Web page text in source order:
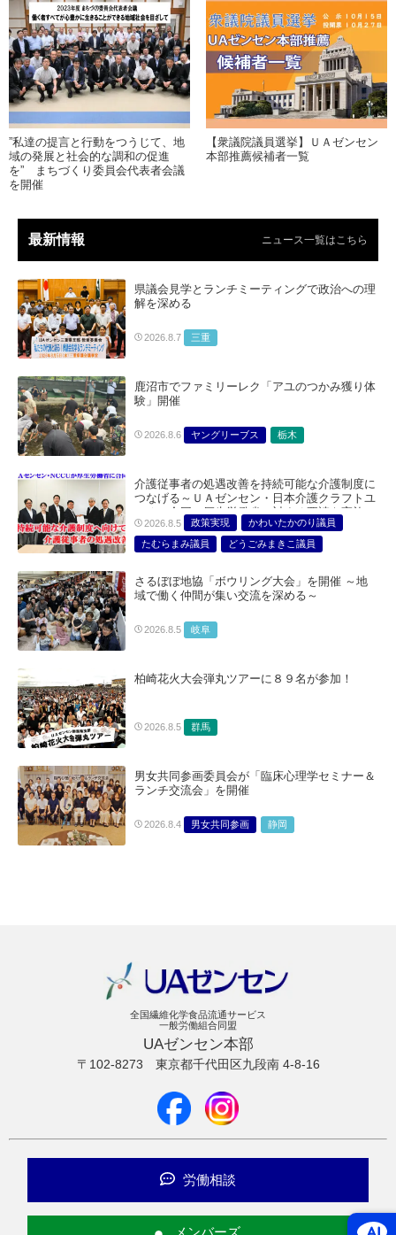
”私達の提言と行動をつうじて、地
域の発展と社会的な調和の促進
を” まちづくり委員会代表者会議
を開催
【衆議院議員選挙】ＵＡゼンセン
本部推薦候補者一覧
最新情報 ニュース一覧はこちら
県議会見学とランチミーティングで政治への理
解を深める
2026.8.7 三重
鹿沼市でファミリーレク「アユのつかみ獲り体
験」開催
2026.8.6 ヤングリーブス 栃木
介護従事者の処遇改善を持続可能な介護制度に
つなげる～ＵＡゼンセン・日本介護クラフトユ
ニオン合同で厚生労働省に対する要請を実施～
2026.8.5 政策実現
かわいたかのり議員
たむらまみ議員
どうごみまきこ議員
さるぼぼ地協「ボウリング大会」を開催 ～地
域で働く仲間が集い交流を深める～
2026.8.5 岐阜
柏崎花火大会弾丸ツアーに８９名が参加！
2026.8.5 群馬
男女共同参画委員会が「臨床心理学セミナー＆
ランチ交流会」を開催
2026.8.4 男女共同参画 静岡
全国繊維化学食品流通サービス
一般労働組合同盟
UAゼンセン本部
〒102-8273 東京都千代田区九段南 4-8-16
労働相談